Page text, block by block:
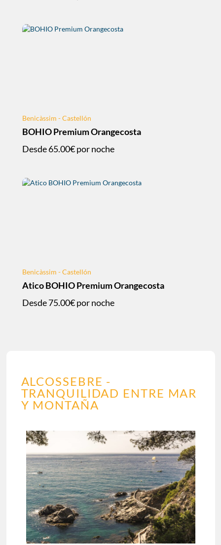
Benicàssim - Castellón
BOHIO Premium Orangecosta
Desde65.00€por noche
Benicàssim - Castellón
Atico BOHIO Premium Orangecosta
Desde75.00€por noche
ALCOSSEBRE -
TRANQUILIDAD ENTRE MAR
Y MONTAÑA